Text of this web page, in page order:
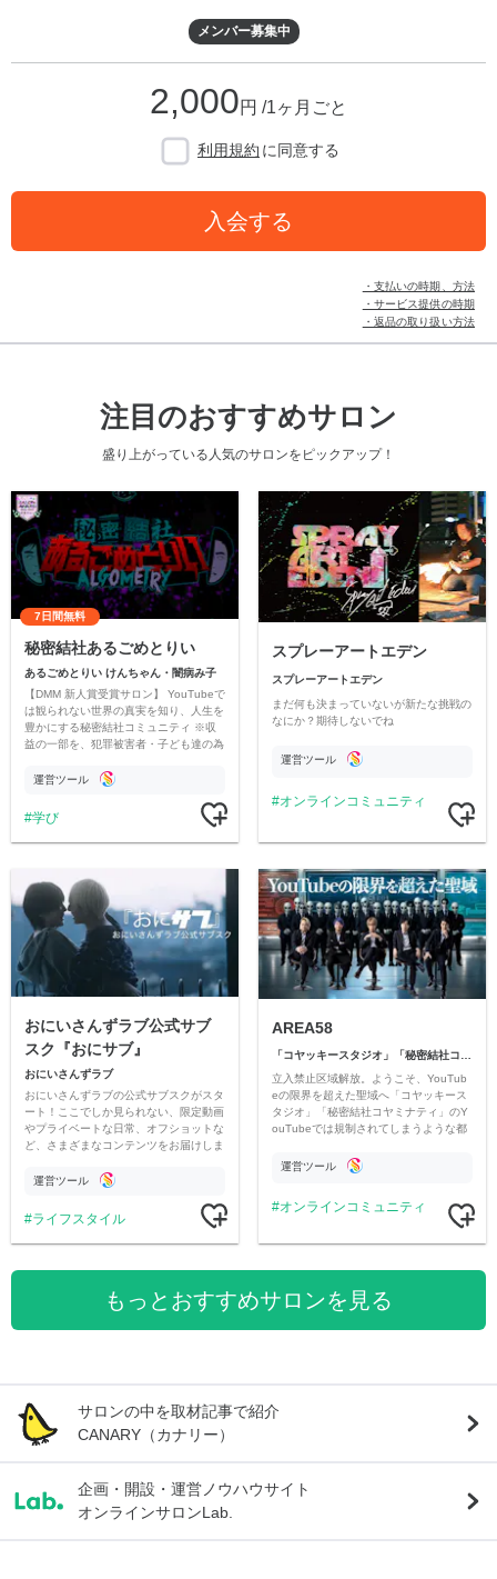
メンバー募集中
2,000円 /1ヶ月ごと
利用規約 に同意する
入会する
・支払いの時期、方法
・サービス提供の時期
・返品の取り扱い方法
注目のおすすめサロン
盛り上がっている人気のサロンをピックアップ！
7日間無料
秘密結社あるごめとりい
あるごめとりい けんちゃん・闇病み子
【DMM 新人賞受賞サロン】 YouTubeで
は観られない世界の真実を知り、人生を
豊かにする秘密結社コミュニティ ※収
益の一部を、犯罪被害者・子ども達の為
す運営ツール
学び
スプレーアートエデン
スプレーアートエデン
まだ何も決まっていないが新たな挑戦の
なにか？期待しないでね
運営ツール
オンラインコミュニティ
おにいさんずラブ公式サブ
スク『おにサブ』
おにいさんずラブ
おにいさんずラブの公式サブスクがスタ
ート！ここでしか見られない、限定動画
やプライベートな日常、オフショットな
ど、さまざまなコンテンツをお届けしま
運営ツール
ライフスタイル
AREA58
立入禁止区域解放。ようこそ、YouTub
eの限界を超えた聖域へ「コヤッキース
タジオ」「秘密結社コヤミナティ」のY
ouTubeでは規制されてしまうような都
公開。
運営ツール
オンラインコミュニティ
もっとおすすめサロンを見る
サロンの中を取材記事で紹介
CANARY（カナリー）
企画・開設・運営ノウハウサイト
オンラインサロンLab.